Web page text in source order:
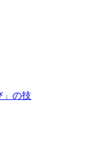
」の技